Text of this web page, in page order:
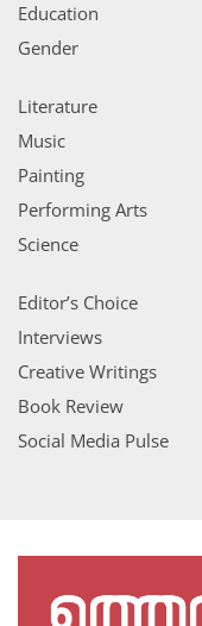
Education
Gender
Literature
Music
Painting
Performing Arts
Science
Editor’s Choice
Interviews
Creative Writings
Book Review
Social Media Pulse